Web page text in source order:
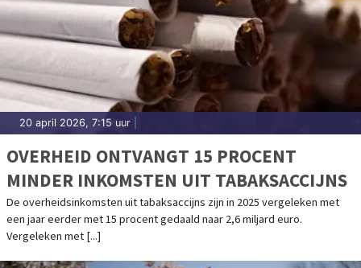
20 april 2026, 7:15 uur
OVERHEID ONTVANGT 15 PROCENT
MINDER INKOMSTEN UIT TABAKSACCIJNS
De overheidsinkomsten uit tabaksaccijns zijn in 2025 vergeleken met
een jaar eerder met 15 procent gedaald naar 2,6 miljard euro.
Vergeleken met [...]